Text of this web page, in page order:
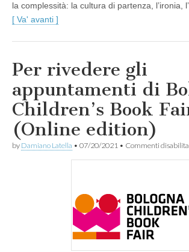
la complessità: la cultura di partenza, l’ironia,
[ Va' avanti ]
Per rivedere gli
appuntamenti di
Children’s Book
(Online edition)
by Damiano Latella • 07/20/2021 • Commenti